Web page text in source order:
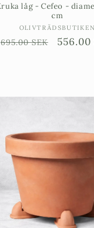
låg - Cefeo -
cm
Säljare:
OLIVTRÄDSBUTIKEN
Ordinarie
695.00 SEK 556.00